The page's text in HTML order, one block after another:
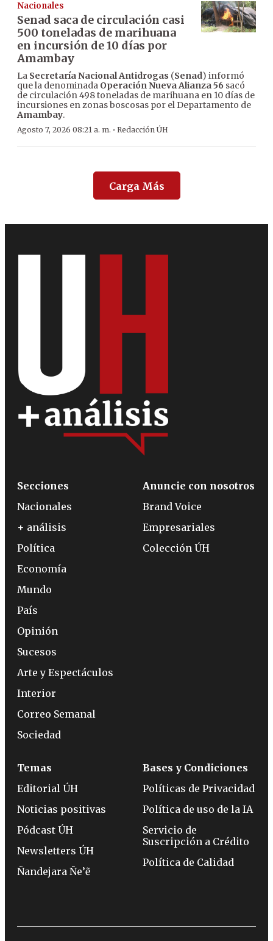
Nacionales
Senad saca de circulación casi
500 toneladas de marihuana
en incursión de 10 días por
Amambay
La Secretaría Nacional Antidrogas (Senad) informó
que la denominada Operación Nueva Alianza 56 sacó
de circulación 498 toneladas de marihuana en 10 días de
incursiones en zonas boscosas por el Departamento de
Amambay.
Agosto 7, 2026 08:21 a. m. · Redacción ÚH
Carga Más
Secciones
Nacionales
+ análisis
Política
Economía
Mundo
País
Opinión
Sucesos
Arte y Espectáculos
Interior
Correo Semanal
Sociedad
Anuncie con nosotros
Brand Voice
Empresariales
Colección ÚH
Temas
Editorial ÚH
Noticias positivas
Pódcast ÚH
Newsletters ÚH
Ñandejara Ñe’ẽ
Bases y Condiciones
Políticas de Privacidad
Política de uso de la IA
Servicio de
Suscripción a Crédito
Política de Calidad